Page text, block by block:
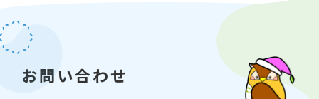
お問い合わせ